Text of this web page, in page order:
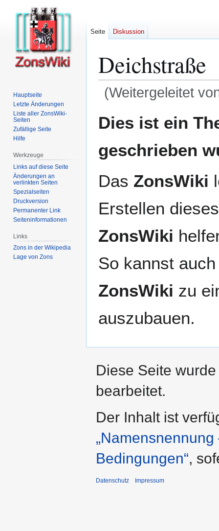
Deichstraße
(Weitergeleitet
Navigation
Suche
Dies ist ein
geschrieben
Das ZonsWiki
Erstellen
ZonsWiki
So kannst
ZonsWiki zu
auszubauen.
Seite Diskussion
Hauptseite
Letzte Änderungen
Liste aller ZonsWiki-
Seiten
Zufällige Seite
Hilfe
Werkzeuge
Links auf diese Seite
Änderungen an
verlinkten Seiten
Spezialseiten
Druckversion
Permanenter Link
Seiten­­informationen
Links
Zons in der Wikipedia
Lage von Zons
Diese Seite
bearbeitet.
Der Inhalt ist
Bedingungen“,
Datenschutz Impressum